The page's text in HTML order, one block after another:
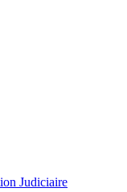
Judiciaire